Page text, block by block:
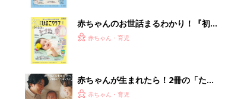
赤ちゃんのお世話まるわかり！『初め
てのひよこクラブ 夏号』〈巻頭大特
赤ちゃん・育児
赤ちゃんが生まれたら！2冊の「たま
ひよ」
赤ちゃん・育児